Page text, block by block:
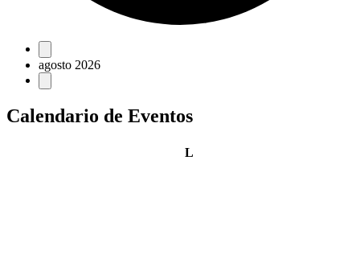
Eventos
agosto 2026
Calendario de Eventos
Llunes